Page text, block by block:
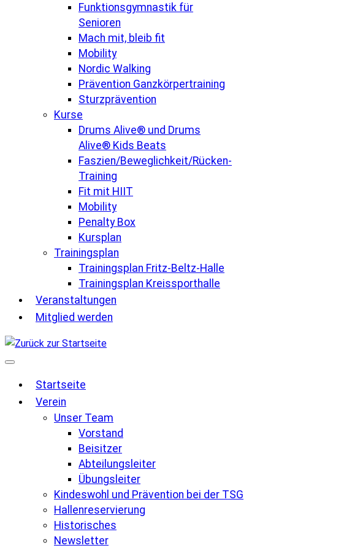
Funktionsgymnastik für
Senioren
Mach mit, bleib fit
Mobility
Nordic Walking
Prävention Ganzkörpertraining
Sturzprävention
Kurse
Drums Alive® und Drums
Alive® Kids Beats
Faszien/Beweglichkeit/Rücken-
Training
Fit mit HIIT
Mobility
Penalty Box
Kursplan
Trainingsplan
Trainingsplan Fritz-Beltz-Halle
Trainingsplan Kreissporthalle
Veranstaltungen
Mitglied werden
Startseite
Verein
Unser Team
Vorstand
Beisitzer
Abteilungsleiter
Übungsleiter
Kindeswohl und Prävention bei der TSG
Hallenreservierung
Historisches
Newsletter